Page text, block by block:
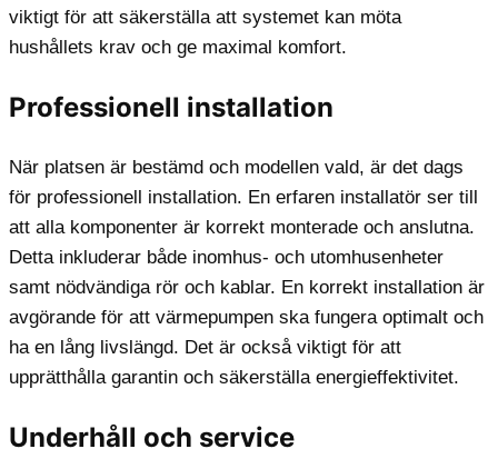
viktigt för att säkerställa att systemet kan möta
hushållets krav och ge maximal komfort.
Professionell installation
När platsen är bestämd och modellen vald, är det dags
för professionell installation. En erfaren installatör ser till
att alla komponenter är korrekt monterade och anslutna.
Detta inkluderar både inomhus- och utomhusenheter
samt nödvändiga rör och kablar. En korrekt installation är
avgörande för att värmepumpen ska fungera optimalt och
ha en lång livslängd. Det är också viktigt för att
upprätthålla garantin och säkerställa energieffektivitet.
Underhåll och service